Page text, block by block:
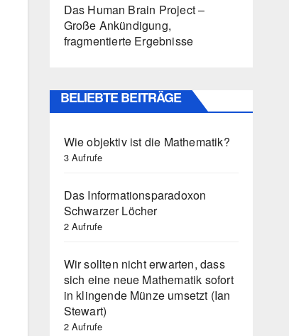
Das Human Brain Project –
Große Ankündigung,
fragmentierte Ergebnisse
BELIEBTE BEITRÄGE
Wie objektiv ist die Mathematik?
3 Aufrufe
Das Informationsparadoxon
Schwarzer Löcher
2 Aufrufe
Wir sollten nicht erwarten, dass
sich eine neue Mathematik sofort
in klingende Münze umsetzt (Ian
Stewart)
2 Aufrufe